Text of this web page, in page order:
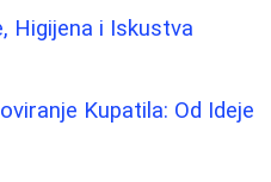
Higijena i Iskustva
Kupatila: Od Ideje